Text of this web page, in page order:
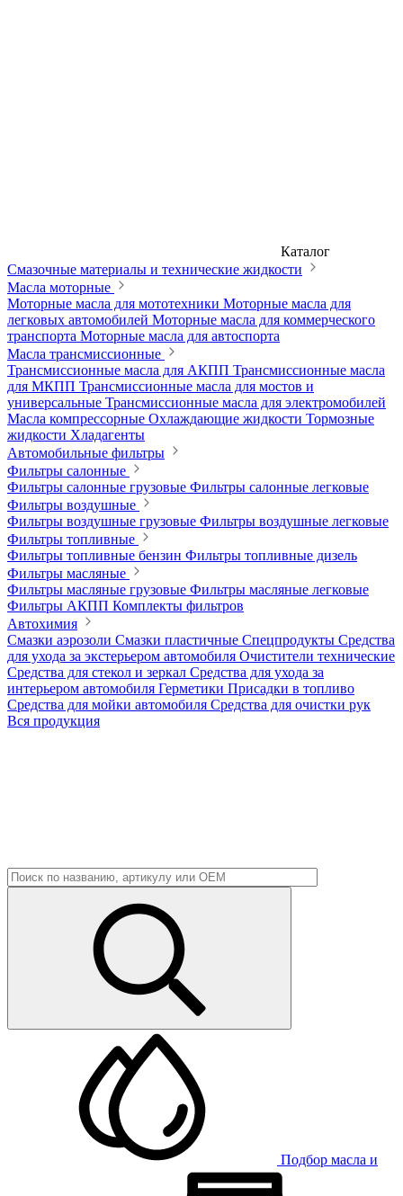
Каталог
Смазочные материалы и технические жидкости
Масла моторные
Моторные масла для мототехники Моторные масла для
легковых автомобилей Моторные масла для коммерческого
транспорта Моторные масла для автоспорта
Масла трансмиссионные
Трансмиссионные масла для АКПП Трансмиссионные масла
для МКПП Трансмиссионные масла для мостов и
универсальные Трансмиссионные масла для электромобилей
Масла компрессорные Охлаждающие жидкости Тормозные
жидкости Хладагенты
Автомобильные фильтры
Фильтры салонные
Фильтры салонные грузовые Фильтры салонные легковые
Фильтры воздушные
Фильтры воздушные грузовые Фильтры воздушные легковые
Фильтры топливные
Фильтры топливные бензин Фильтры топливные дизель
Фильтры масляные
Фильтры масляные грузовые Фильтры масляные легковые
Фильтры АКПП Комплекты фильтров
Автохимия
Смазки аэрозоли Смазки пластичные Спецпродукты Средства
для ухода за экстерьером автомобиля Очистители технические
Средства для стекол и зеркал Средства для ухода за
интерьером автомобиля Герметики Присадки в топливо
Средства для мойки автомобиля Средства для очистки рук
Вся продукция
Подбор масла и